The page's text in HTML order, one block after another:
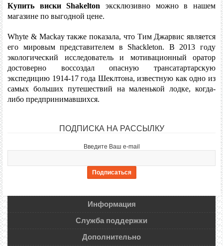
Купить виски Shakelton эксклюзивно можно в нашем
магазине по выгодной цене.
Whyte & Mackay также показала, что Тим Джарвис является
его мировым представителем в Shackleton. В 2013 году
экологический исследователь и мотивационный оратор
достоверно воссоздал опасную трансатартарскую
экспедицию 1914-17 года Шеклтона, известную как одно из
самых больших путешествий на маленькой лодке, когда-
либо предпринимавшихся.
ПОДПИСКА НА РАССЫЛКУ
Введите Ваш e-mail
Информация
Служба поддержки
Дополнительно